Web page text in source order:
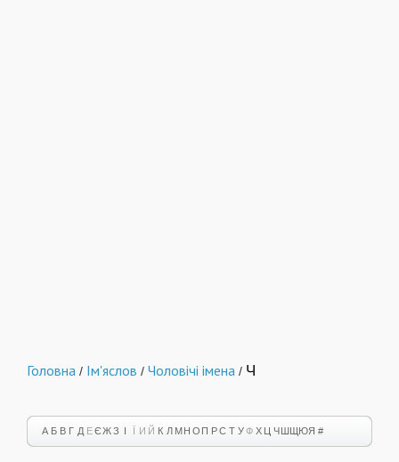
Головна / Ім'яслов / Чоловічі імена / Ч
А Б В Г Д Е ЄЖЗ І Ї И Й К Л М Н О П Р С Т У Ф Х Ц Ч ШЩЮЯ #